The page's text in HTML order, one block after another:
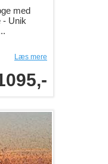
med
- Unik
Læs mere